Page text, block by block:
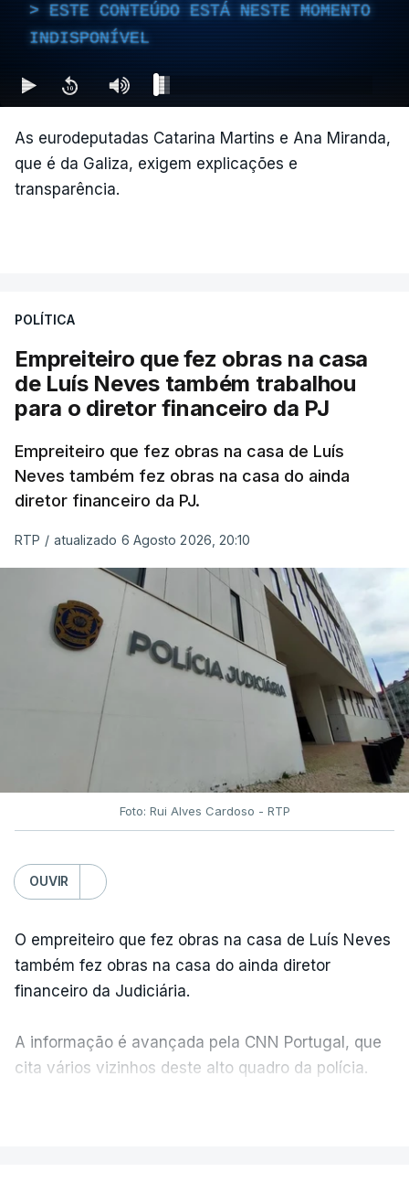
ESTE CONTEÚDO ESTÁ NESTE MOMENTO
INDISPONÍVEL
As eurodeputadas Catarina Martins e Ana Miranda,
que é da Galiza, exigem explicações e
transparência.
POLÍTICA
Empreiteiro que fez obras na casa
de Luís Neves também trabalhou
para o diretor financeiro da PJ
Empreiteiro que fez obras na casa de Luís
Neves também fez obras na casa do ainda
diretor financeiro da PJ.
RTP / atualizado 6 Agosto 2026, 20:10
Foto: Rui Alves Cardoso - RTP
OUVIR
O empreiteiro que fez obras na casa de Luís Neves
também fez obras na casa do ainda diretor
financeiro da Judiciária.
A informação é avançada pela CNN Portugal, que
cita vários vizinhos deste alto quadro da polícia.